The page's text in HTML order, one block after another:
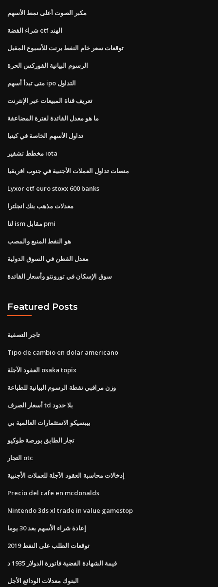
مكبر الصوت أعلى نمط الأسهم
شراء الفضة etf الهند
توقعات سعر خام النفط برنت للأسبوع المقبل
الرسوم البيانية الفوركس الحرة
متى تبدأ أسهم ipo التداول
تعريف قناة المبيعات عبر الإنترنت
ما هو معدل الفائدة لفترة المضاعفة
تداول الأسهم الخاصة في كينيا
مخطط تشفير iota
منصات تداول العملات الأجنبية في جنوب افريقيا
Lyxor etf euro stoxx 600 banks
معدلات مذهب بنك انجلترا
لنا ism مقابل pmi
هو النفط المنبع والمصب
معدل القطن في السوق الدولية
سوق الإسكان في تورونتو وأسعار الفائدة
Featured Posts
تاجر التصفية
Tipo de cambio en dolar americano
العقود الآجلة osaka topix
وزن مراقبي نقطة الرسوم البيانية للطباعة
أسعار الصرف td بلا حدود
بيبسيكو الاستثمارات العالمية بي
تجار الطابق بورصة طوكيو
التجار otc
إدخالات محاسبة العقود الآجلة للعملات الأجنبية
Precio del cafe en mcdonalds
Nintendo 3ds xl trade in value gamestop
إعادة شراء الأسهم بعد 30 يوما
توقعات الطلب على النفط 2019
قيمة الشهادة الفضية فاتورة الدولار 1935 د
البنوك معدلات الودائع الأجل